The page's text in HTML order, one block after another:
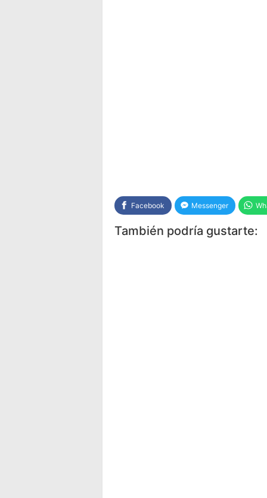
Facebook Messenger
También podría gustarte: